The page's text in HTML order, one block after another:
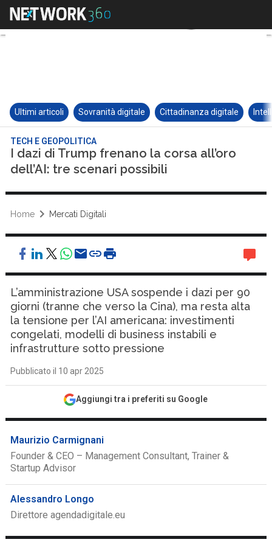
Ultimi articoli Sovranità digitale Cittadinanza digitale
TECH E GEOPOLITICA
I dazi di Trump frenano la corsa all’oro
dell’AI: tre scenari possibili
Home Mercati Digitali
L’amministrazione USA sospende i dazi per 90
giorni (tranne che verso la Cina), ma resta alta
la tensione per l’AI americana: investimenti
congelati, modelli di business instabili e
infrastrutture sotto pressione
Pubblicato il 10 apr 2025
Aggiungi tra i preferiti su Google
Maurizio Carmignani
Founder & CEO – Management Consultant, Trainer &
Startup Advisor
Alessandro Longo
Direttore agendadigitale.eu